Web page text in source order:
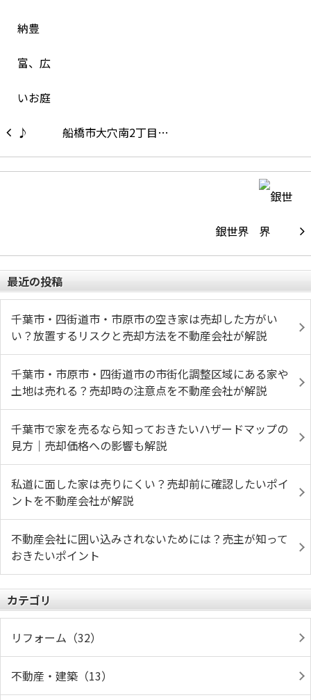
船橋市大穴南2丁目…
銀世界
最近の投稿
千葉市・四街道市・市原市の空き家は売却した方がい
い？放置するリスクと売却方法を不動産会社が解説
千葉市・市原市・四街道市の市街化調整区域にある家や
土地は売れる？売却時の注意点を不動産会社が解説
千葉市で家を売るなら知っておきたいハザードマップの
見方｜売却価格への影響も解説
私道に面した家は売りにくい？売却前に確認したいポイ
ントを不動産会社が解説
不動産会社に囲い込みされないためには？売主が知って
おきたいポイント
カテゴリ
リフォーム（32）
不動産・建築（13）